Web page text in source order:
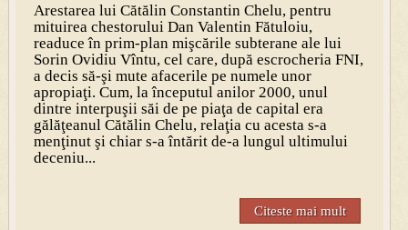
Arestarea lui Cătălin Constantin Chelu, pentru
mituirea chestorului Dan Valentin Fătuloiu,
readuce în prim-plan mişcările subterane ale lui
Sorin Ovidiu Vîntu, cel care, după escrocheria FNI,
a decis să-şi mute afacerile pe numele unor
apropiaţi. Cum, la începutul anilor 2000, unul
dintre interpuşii săi de pe piaţa de capital era
gălăţeanul Cătălin Chelu, relaţia cu acesta s-a
menţinut şi chiar s-a întărit de-a lungul ultimului
deceniu...
Citeste mai mult